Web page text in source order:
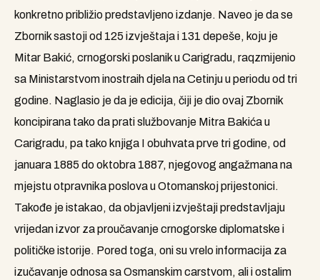
konkretno približio predstavljeno izdanje. Naveo je da se
Zbornik sastoji od 125 izvještaja i 131 depeše, koju je
Mitar Bakić, crnogorski poslanik u Carigradu, raqzmijenio
sa Ministarstvom inostraih djela na Cetinju u periodu od tri
godine. Naglasio je da je edicija, čiji je dio ovaj Zbornik
koncipirana tako da prati službovanje Mitra Bakića u
Carigradu, pa tako knjiga I obuhvata prve tri godine, od
januara 1885 do oktobra 1887, njegovog angažmana na
mjejstu otpravnika poslova u Otomanskoj prijestonici.
Takođe je istakao, da objavljeni izvještaji predstavljaju
vrijedan izvor za proučavanje crnogorske diplomatske i
političke istorije. Pored toga, oni su vrelo informacija za
izučavanje odnosa sa Osmanskim carstvom, ali i ostalim